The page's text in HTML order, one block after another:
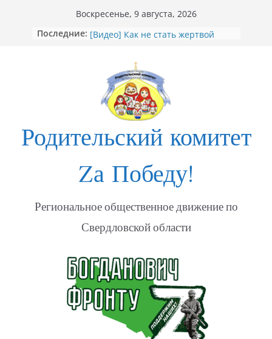
содержимому
Воскресенье, 9 августа, 2026
Последние: «Душевный порыв. Доброволец»
Открытие Стеллы посвящённой
участникам СВО в Богдановиче
ФОТО Годовщина освобождения
Мариуполя
Годовщина освобождения
Родительский комитет
Zа Победу!
Региональное общественное движение по
Свердловской области